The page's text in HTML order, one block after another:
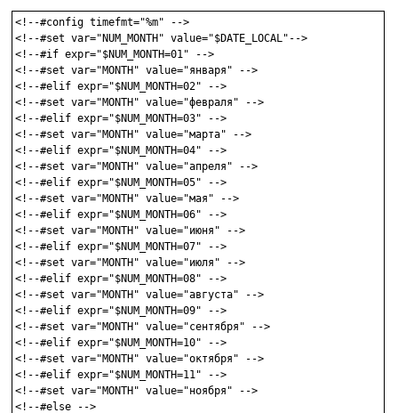
<!--#config timefmt="%m" -->
<!--#set var="NUM_MONTH" value="$DATE_LOCAL"-->
<!--#if expr="$NUM_MONTH=01" -->
<!--#set var="MONTH" value="января" -->
<!--#elif expr="$NUM_MONTH=02" -->
<!--#set var="MONTH" value="февраля" -->
<!--#elif expr="$NUM_MONTH=03" -->
<!--#set var="MONTH" value="марта" -->
<!--#elif expr="$NUM_MONTH=04" -->
<!--#set var="MONTH" value="апреля" -->
<!--#elif expr="$NUM_MONTH=05" -->
<!--#set var="MONTH" value="мая" -->
<!--#elif expr="$NUM_MONTH=06" -->
<!--#set var="MONTH" value="июня" -->
<!--#elif expr="$NUM_MONTH=07" -->
<!--#set var="MONTH" value="июля" -->
<!--#elif expr="$NUM_MONTH=08" -->
<!--#set var="MONTH" value="августа" -->
<!--#elif expr="$NUM_MONTH=09" -->
<!--#set var="MONTH" value="сентября" -->
<!--#elif expr="$NUM_MONTH=10" -->
<!--#set var="MONTH" value="октября" -->
<!--#elif expr="$NUM_MONTH=11" -->
<!--#set var="MONTH" value="ноября" -->
<!--#else -->